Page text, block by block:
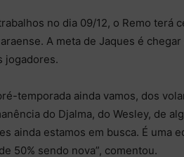
no dia 09/12, o Remo terá
A meta de Jaques é
jogadores.
temporada ainda vamos, dos
do Djalma, do Wesley, de
ainda estamos em busca. É uma
50% sendo nova”, comentou.